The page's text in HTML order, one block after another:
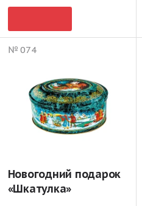
№ 074
Новогодний подарок
«Шкатулка»